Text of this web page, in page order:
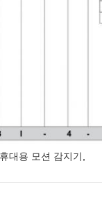
대용 모션 감지기,